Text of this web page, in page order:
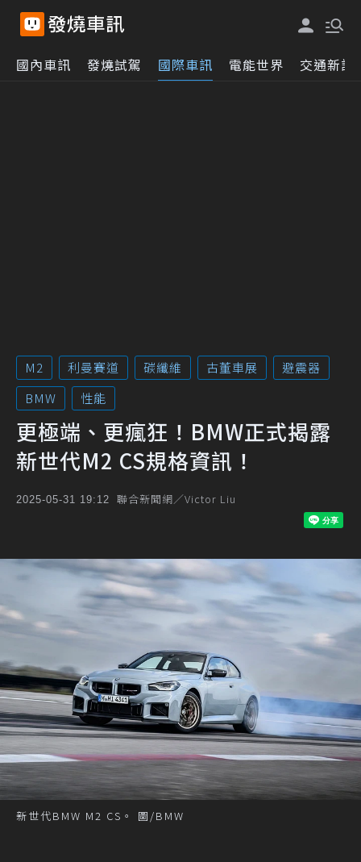
國內車訊 發燒試駕 國際車訊 電能世界 交通新訊
M2 利曼賽道 碳纖維 古董車展
避震器
BMW
性能
更極端、更瘋狂！BMW正式揭露
新世代M2 CS規格資訊！
2025-05-31 19:12 聯合新聞網／Victor Liu
新世代BMW M2 CS。 圖/BMW